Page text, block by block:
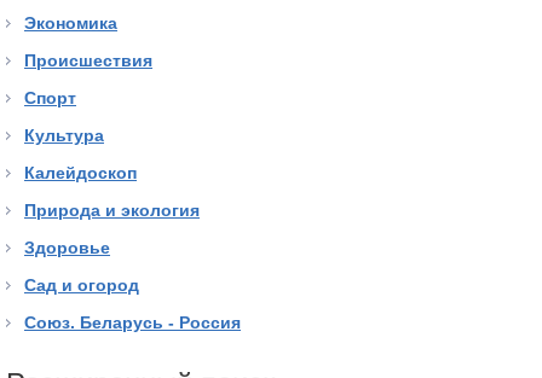
Экономика
Происшествия
Спорт
Культура
Калейдоскоп
Природа и экология
Здоровье
Сад и огород
Союз. Беларусь - Россия